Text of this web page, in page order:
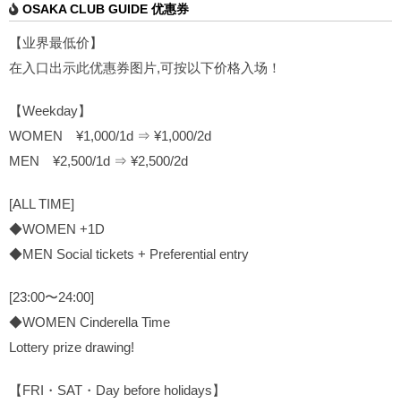
OSAKA CLUB GUIDE 优惠券
【业界最低价】
在入口出示此优惠券图片,可按以下价格入场！
【Weekday】
WOMEN ¥1,000/1d ⇒ ¥1,000/2d
MEN ¥2,500/1d ⇒ ¥2,500/2d
[ALL TIME]
◆WOMEN +1D
◆MEN Social tickets + Preferential entry
[23:00〜24:00]
◆WOMEN Cinderella Time
Lottery prize drawing!
【FRI・SAT・Day before holidays】